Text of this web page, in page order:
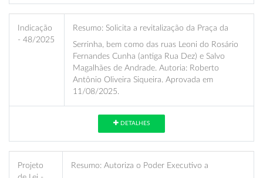
Indicação
- 48/2025
Resumo: Solicita a revitalização da Praça da
Serrinha, bem como das ruas Leoni do Rosário
Fernandes Cunha (antiga Rua Dez) e Salvo
Magalhães de Andrade. Autoria: Roberto
Antônio Oliveira Siqueira. Aprovada em
11/08/2025.
DETALHES
Projeto
Resumo: Autoriza o Poder Executivo a